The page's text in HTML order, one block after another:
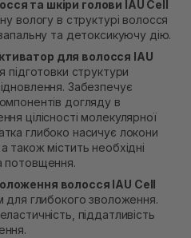
та шкіри голови IAU Cell
вологу в структурі волосся
та детоксикуючу дію.
для волосся IAU
підготовки структури
Забезпечує
догляду в
цілісності молекулярної
глибоко насичує локони
також містить необхідні
потовщення.
волосся IAU Cell
для глибокого зволоження.
піддатливість